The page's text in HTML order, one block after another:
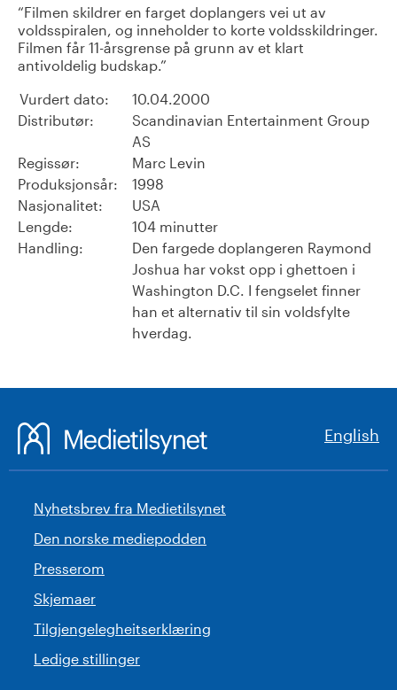
Filmen skildrer en farget doplangers vei ut av
voldsspiralen, og inneholder to korte voldsskildringer.
Filmen får 11-årsgrense på grunn av et klart
antivoldelig budskap.
Vurdert dato:
10.04.2000
Distributør:
Scandinavian Entertainment Group
AS
Regissør:
Marc Levin
Produksjonsår:
1998
Nasjonalitet:
USA
Lengde:
104 minutter
Handling:
Den fargede doplangeren Raymond
Joshua har vokst opp i ghettoen i
Washington D.C. I fengselet finner
han et alternativ til sin voldsfylte
hverdag.
English
Nyhetsbrev fra Medietilsynet
Den norske mediepodden
Presserom
Skjemaer
Tilgjengelegheitserklæring
Ledige stillinger